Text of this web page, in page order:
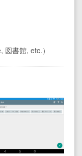
書館, etc.）